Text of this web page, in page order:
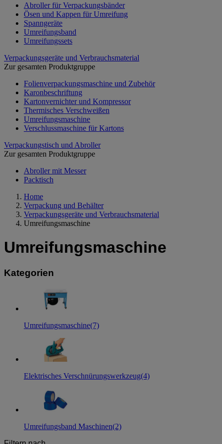
Abroller für Verpackungsbänder
Ösen und Kappen für Umreifung
Spanngeräte
Umreifungsband
Umreifungssets
Verpackungsgeräte und Verbrauchsmaterial
Zur gesamten Produktgruppe
Folienverpackungsmaschine und Zubehör
Karonbeschriftung
Kartonvernichter und Kompressor
Thermisches Verschweißen
Umreifungsmaschine
Verschlussmaschine für Kartons
Verpackungstisch und Abroller
Zur gesamten Produktgruppe
Abroller mit Messer
Packtisch
Home
Verpackung und Behälter
Verpackungsgeräte und Verbrauchsmaterial
Umreifungsmaschine
Umreifungsmaschine
Kategorien
Umreifungsmaschine(7)
Elektrisches Verschnürungswerkzeug(4)
Umreifungsband Maschinen(2)